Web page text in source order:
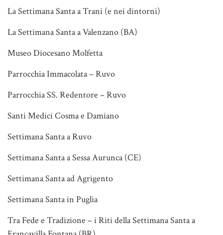
La Settimana Santa a Trani (e nei dintorni)
La Settimana Santa a Valenzano (BA)
Museo Diocesano Molfetta
Parrocchia Immacolata – Ruvo
Parrocchia SS. Redentore – Ruvo
Santi Medici Cosma e Damiano
Settimana Santa a Ruvo
Settimana Santa a Sessa Aurunca (CE)
Settimana Santa ad Agrigento
Settimana Santa in Puglia
Tra Fede e Tradizione – i Riti della Settimana Santa a